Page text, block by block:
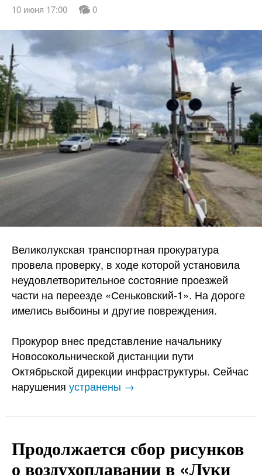
10 июня 17:00 0
Великолукская транспортная прокуратура
провела проверку, в ходе которой установила
неудовлетворительное состояние проезжей
части на переезде «Сеньковский-1». На дороге
имелись выбоины и другие повреждения.
Прокурор внес представление начальнику
Новосокольнической дистанции пути
Октябрьской дирекции инфраструктуры. Сейчас
нарушения устранены →
Продолжается сбор рисунков
о воздухоплавании в «Луки